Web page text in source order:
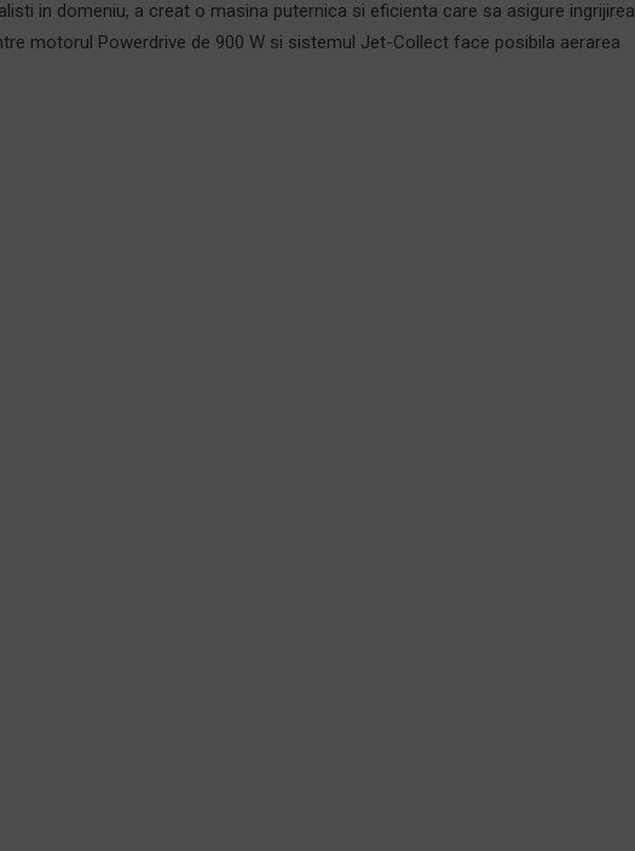
in domeniu, a creat o masina puternica si eficienta care sa asigure ingrijirea
motorul Powerdrive de 900 W si sistemul Jet-Collect face posibila aerarea